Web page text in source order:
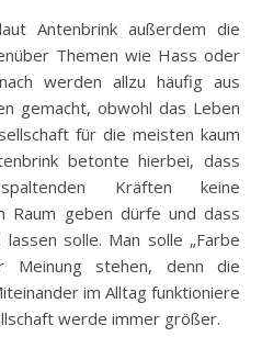
Antenbrink außerdem die
Themen wie Hass oder
werden allzu häufig aus
gemacht, obwohl das Leben
für die meisten kaum
betonte hierbei, dass
Kräften keine
Raum geben dürfe und dass
solle. Man solle „Farbe
Meinung stehen, denn die
im Alltag funktioniere
werde immer größer.